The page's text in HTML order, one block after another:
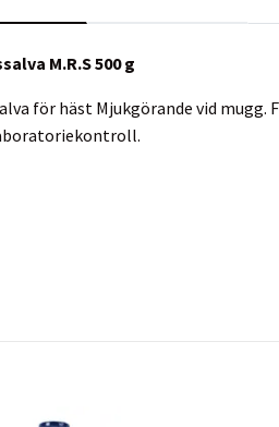
M.R.S 500 g
för häst Mjukgörande vid